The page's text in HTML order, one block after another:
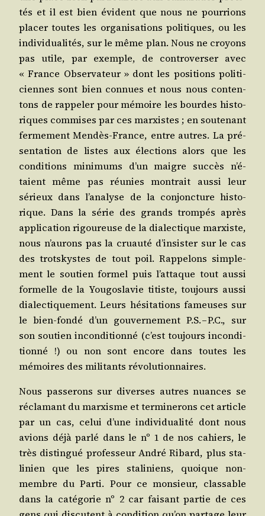
tés et il est bien évident que nous ne pour­rions
pla­cer toutes les orga­ni­sa­tions poli­tiques, ou les
indi­vi­dua­li­tés, sur le même plan. Nous ne croyons
pas utile, par exemple, de contro­ver­ser avec
« France Obser­va­teur » dont les posi­tions poli­ti­
ciennes sont bien connues et nous nous conten­
tons de rap­pe­ler pour mémoire les bourdes his­to­
riques com­mises par ces mar­xistes ; en sou­te­nant
fer­me­ment Men­dès-France, entre autres. La pré­
sen­ta­tion de listes aux élec­tions alors que les
condi­tions mini­mums d’un maigre suc­cès n’é­
taient même pas réunies mon­trait aus­si leur
sérieux dans l’a­na­lyse de la conjonc­ture his­to­
rique. Dans la série des grands trom­pés après
appli­ca­tion rigou­reuse de la dia­lec­tique mar­xiste,
nous n’au­rons pas la cruau­té d’in­sis­ter sur le cas
des trots­kystes de tout poil. Rap­pe­lons sim­ple­
ment le sou­tien for­mel puis l’at­taque tout aus­si
for­melle de la You­go­sla­vie titiste, tou­jours aus­si
dia­lec­ti­que­ment. Leurs hési­ta­tions fameuses sur
le bien-fon­dé d’un gou­ver­ne­ment P.S. – P.C., sur
son sou­tien incon­di­tion­né (c’est tou­jours incon­di­
tion­né !) ou non sont encore dans toutes les
mémoires des mili­tants révolutionnaires.
Nous pas­se­rons sur diverses autres nuances se
récla­mant du mar­xisme et ter­mi­ne­rons cet article
par un cas, celui d’une indi­vi­dua­li­té dont nous
avions déjà par­lé dans le nº 1 de nos cahiers, le
très dis­tin­gué pro­fes­seur André Ribard, plus sta­
li­nien que les pires sta­li­niens, quoique non-
membre du Par­ti. Pour ce mon­sieur, clas­sable
dans la caté­go­rie nº 2 car fai­sant par­tie de ces